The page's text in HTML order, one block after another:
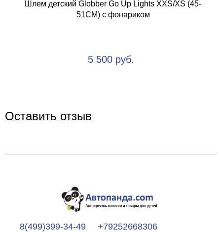
Шлем детский Globber Go Up Lights XXS/XS (45-
51CM) с фонариком
5 500 руб.
Оставить отзыв
8(499)399-34-49 +79252668306